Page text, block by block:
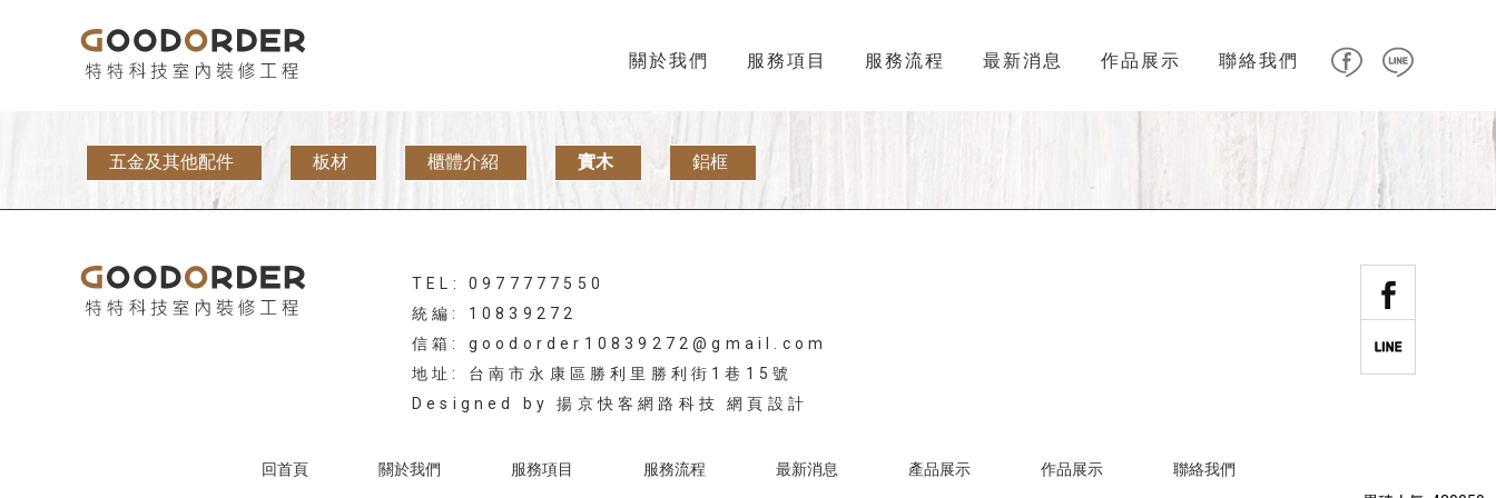
關於我們 服務項目 服務流程 最新消息 作品展示 聯絡我們
五金及其他配件 板材 櫃體介紹 實木 鋁框
TEL: 0977777550
統編: 10839272
信箱: goodorder10839272@gmail.com
地址: 台南市永康區勝利里勝利街1巷15號
Designed by揚京快客網路科技 網頁設計
回首頁 關於我們 服務項目 服務流程 最新消息 產品展示 作品展示 聯絡我們